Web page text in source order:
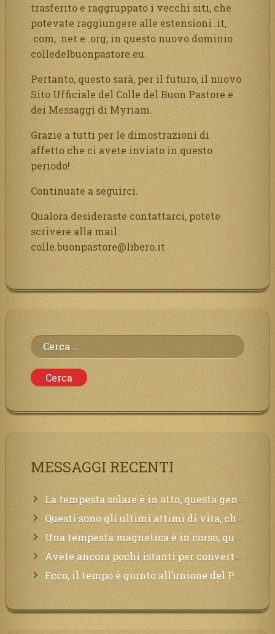
trasferito e raggruppato i vecchi siti, che
potevate raggiungere alle estensioni .it,
.com, .net e .org, in questo nuovo dominio
colledelbuonpastore.eu.
Pertanto, questo sarà, per il futuro, il nuovo
Sito Ufficiale del Colle del Buon Pastore e
dei Messaggi di Myriam.
Grazie a tutti per le dimostrazioni di
affetto che ci avete inviato in questo
periodo!
Continuate a seguirci.
Qualora desideraste contattarci, potete
scrivere alla mail:
colle.buonpastore@libero.it
Ricerca
per:
MESSAGGI RECENTI
La tempesta solare è in atto, questa generazione soffrirà molto, la Terra arderà, l’acqua sarà contaminata, il cibo non sarà più nelle vostre mense.
Questi sono gli ultimi attimi di vita, chi si vuole salvare Mi chiami in suo aiuto.
Una tempesta magnetica è in corso, questa generazione patirà. Il black out non tarderà ad arrivare e tutta la Terra sarà oscurata.
Avete ancora pochi istanti per convertirvi, non perdete tempo, la sciagura arriverà all’improvviso e per chi non si sarà preparato saranno dolori.
Ecco, il tempo è giunto all’unione del Padre con il figlio, non avete che da attendere pochissimo.